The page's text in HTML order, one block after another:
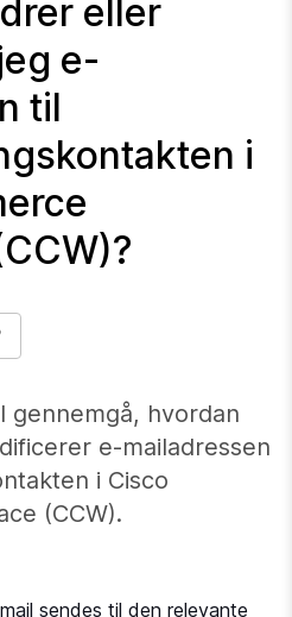
eller
e-
til
i
gennemgå, hvordan
e-mailadressen
i Cisco
(CCW).
sendes til den relevante